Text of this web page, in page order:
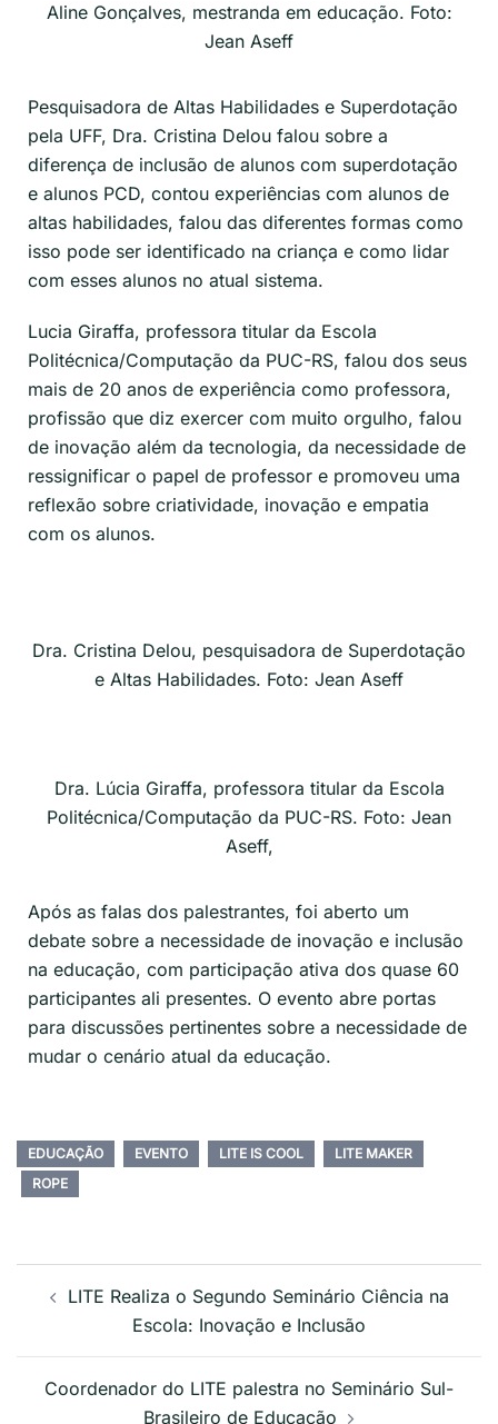
Aline Gonçalves, mestranda em educação. Foto:
Jean Aseff
Pesquisadora de Altas Habilidades e Superdotação
pela UFF, Dra. Cristina Delou falou sobre a
diferença de inclusão de alunos com superdotação
e alunos PCD, contou experiências com alunos de
altas habilidades, falou das diferentes formas como
isso pode ser identificado na criança e como lidar
com esses alunos no atual sistema.
Lucia Giraffa, professora titular da Escola
Politécnica/Computação da PUC-RS, falou dos seus
mais de 20 anos de experiência como professora,
profissão que diz exercer com muito orgulho, falou
de inovação além da tecnologia, da necessidade de
ressignificar o papel de professor e promoveu uma
reflexão sobre criatividade, inovação e empatia
com os alunos.
Dra. Cristina Delou, pesquisadora de Superdotação
e Altas Habilidades. Foto: Jean Aseff
Dra. Lúcia Giraffa, professora titular da Escola
Politécnica/Computação da PUC-RS. Foto: Jean
Aseff,
Após as falas dos palestrantes, foi aberto um
debate sobre a necessidade de inovação e inclusão
na educação, com participação ativa dos quase 60
participantes ali presentes. O evento abre portas
para discussões pertinentes sobre a necessidade de
mudar o cenário atual da educação.
EDUCAÇÃO EVENTO LITE IS COOL
LITE MAKER
ROPE
LITE Realiza o Segundo Seminário Ciência na
Escola: Inovação e Inclusão
Coordenador do LITE palestra no Seminário Sul-
Brasileiro de Educação